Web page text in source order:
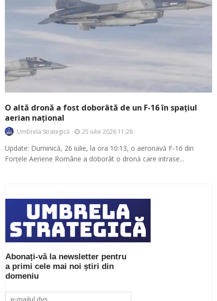
O altă dronă a fost doborâtă de un F-16 în spațiul
aerian național
Umbrela Strategică 25 iulie 2026 11:28
Update: Duminică, 26 iulie, la ora 10:13, o aeronavă F-16 din
Forțele Aeriene Române a doborât o dronă care intrase...
Abonați-vă la newsletter pentru
a primi cele mai noi știri din
domeniu